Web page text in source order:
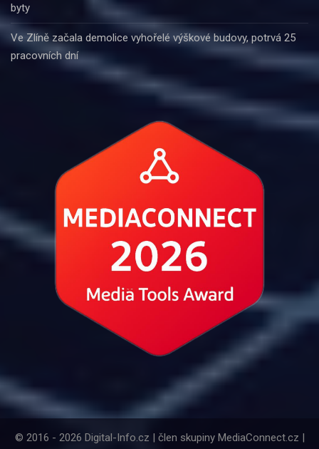
byty
Ve Zlíně začala demolice vyhořelé výškové budovy, potrvá 25
pracovních dní
© 2016 - 2026 Digital-Info.cz | člen skupiny MediaConnect.cz |